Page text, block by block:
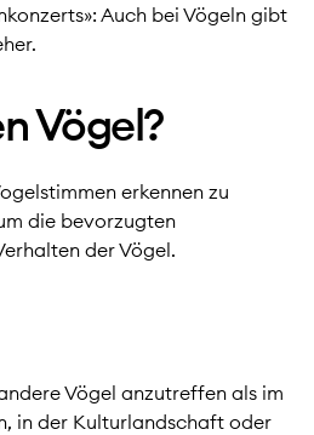
Auch bei Vögeln gibt
Vögel?
erkennen zu
die bevorzugten
der Vögel.
Vögel anzutreffen als im
in der Kulturlandschaft oder